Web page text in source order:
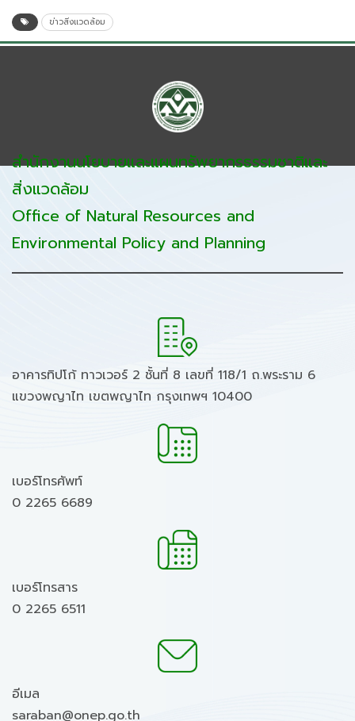
ข่าวสิ่งแวดล้อม
สำนักงานนโยบายและแผนทรัพยากรธรรมชาติและ
สิ่งแวดล้อม
Office of Natural Resources and
Environmental Policy and Planning
อาคารทิปโก้ ทาวเวอร์ 2 ชั้นที่ 8 เลขที่ 118/1 ถ.พระราม 6
แขวงพญาไท เขตพญาไท กรุงเทพฯ 10400
เบอร์โทรศัพท์
0 2265 6689
เบอร์โทรสาร
0 2265 6511
อีเมล
saraban@onep.go.th